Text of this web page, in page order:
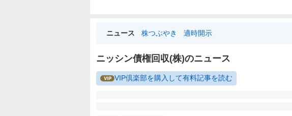
ニュース 株つぶやき 適時開示
ニッシン債権回収(株)のニュース
VIP倶楽部を購入して有料記事を読む